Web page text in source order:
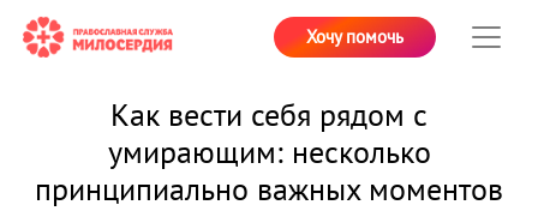
Хочу помочь
Как вести себя рядом с
умирающим: несколько
принципиально важных моментов